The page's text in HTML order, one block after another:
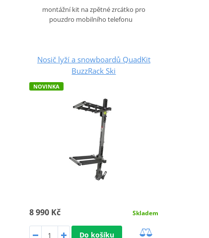
montážní kit na zpětné zrcátko pro
pouzdro mobilního telefonu
Nosič lyží a snowboardů QuadKit
BuzzRack Ski
NOVINKA
8 990 Kč Skladem
Do košíku